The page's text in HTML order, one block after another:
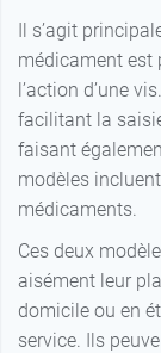
Il s’agit
médicament est
l’action d’une
facilitant la
faisant
modèles
médicaments.
Ces deux
aisément leur
domicile ou en
service. Ils